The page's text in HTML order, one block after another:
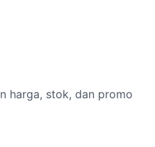
harga, stok, dan promo